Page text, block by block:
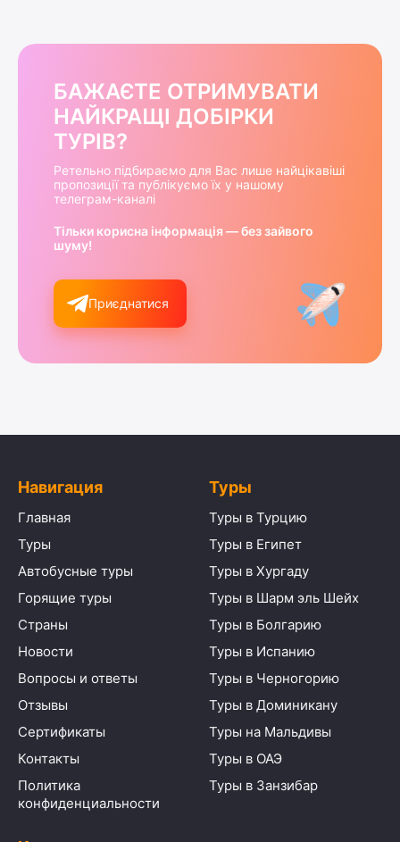
БАЖАЄТЕ ОТРИМУВАТИ
НАЙКРАЩІ ДОБІРКИ
ТУРІВ?
Ретельно підбираємо для Вас лише найцікавіші
пропозиції та публікуємо їх у нашому
телеграм-каналі
Тільки корисна інформація — без зайвого
шуму!
Приєднатися
Навигация
Главная
Туры
Автобусные туры
Горящие туры
Страны
Новости
Вопросы и ответы
Отзывы
Сертификаты
Контакты
Политика
конфиденциальности
Туры
Туры в Турцию
Туры в Египет
Туры в Хургаду
Туры в Шарм эль Шейх
Туры в Болгарию
Туры в Испанию
Туры в Черногорию
Туры в Доминикану
Туры на Мальдивы
Туры в ОАЭ
Туры в Занзибар